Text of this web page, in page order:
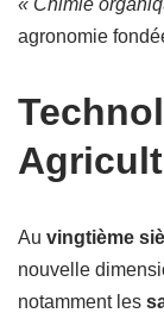
« Chimie
agronomie
Au vingtième
nouvelle
notamment les